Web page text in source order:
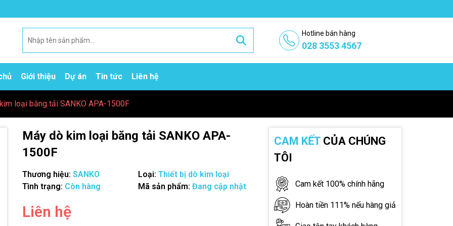
Hotline bán hàng
028 3553 4567
Giới thiệu Dự án Tin tức Liên hệ
loại băng tải SANKO APA-1500F
Máy dò kim loại băng tải SANKO APA-
1500F
Thương hiệu: SANKO Loại: Thiết bị dò kim loại
Tình trạng: Còn hàng Mã sản phẩm: Đang cập nhật
Liên hệ
CAM KẾTCỦA CHÚNG
TÔI
Cam kết 100% chính hãng
Hoàn tiền 111% nếu hàng giả